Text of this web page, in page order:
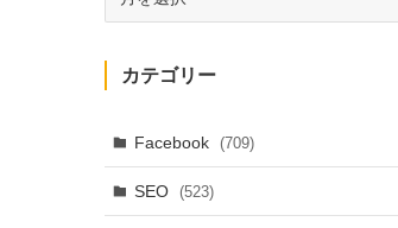
投
稿
た
記
事
カテゴリー
Facebook (709)
SEO (523)